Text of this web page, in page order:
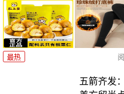
最热
五箭齐发